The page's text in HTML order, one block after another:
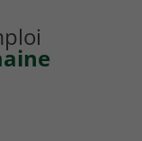
Provence